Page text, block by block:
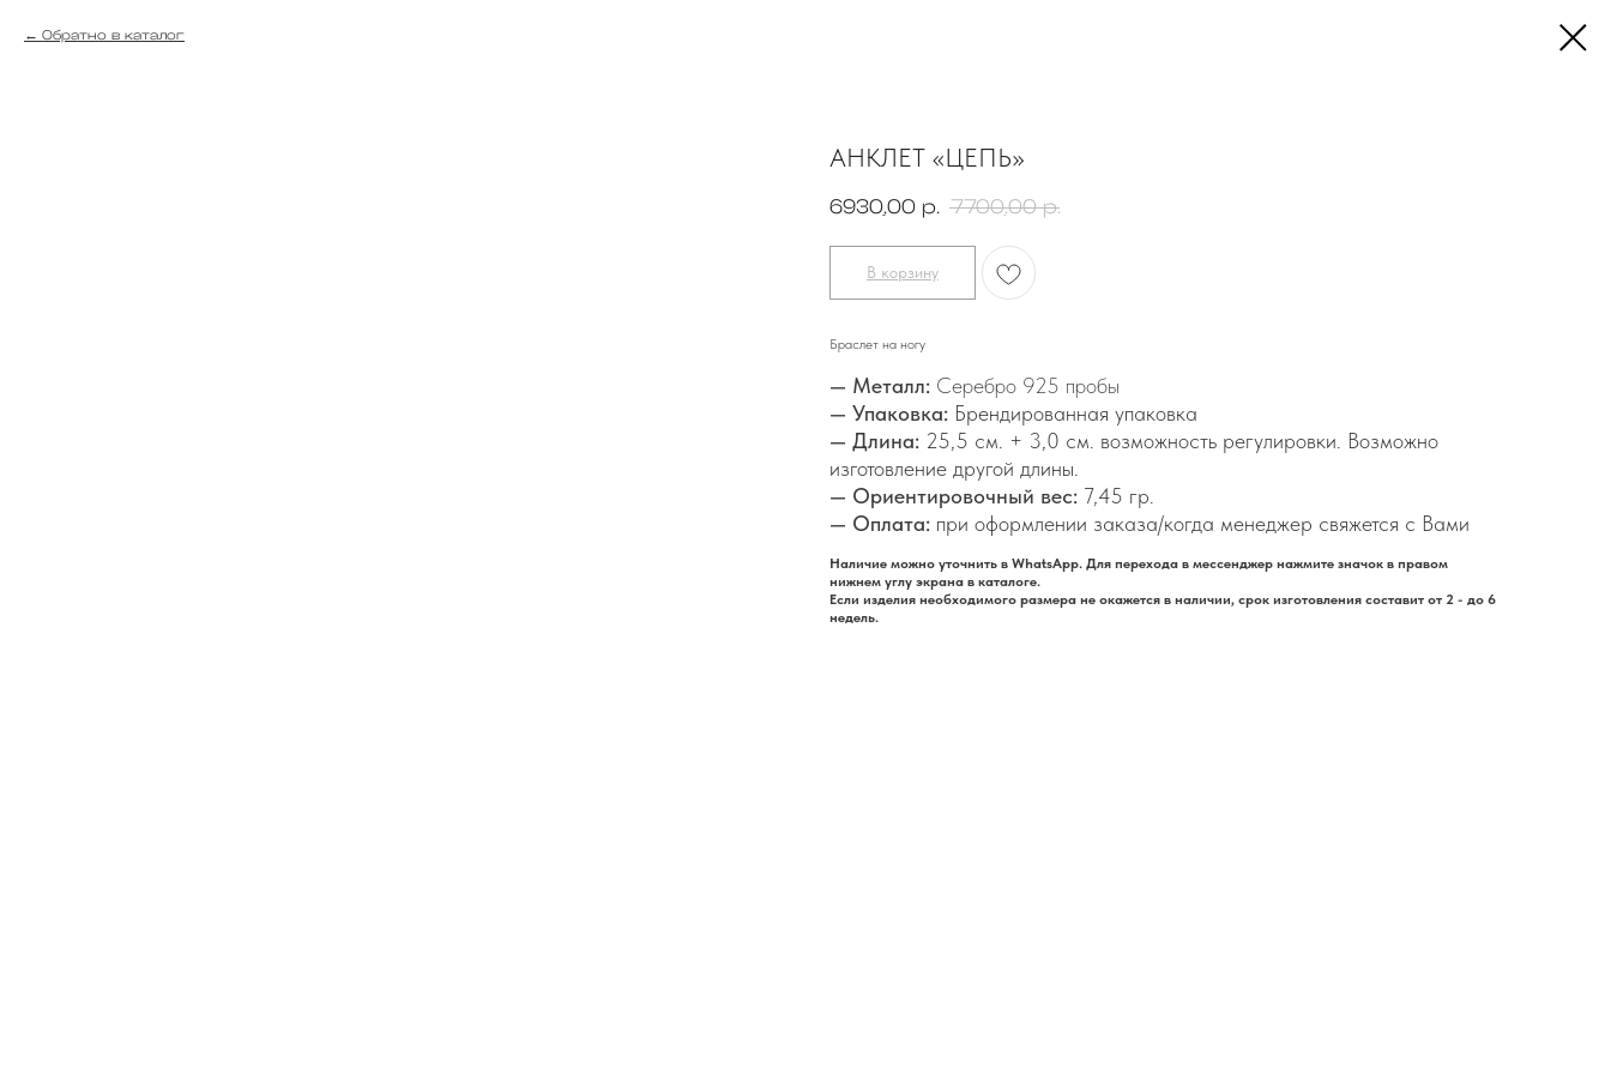
Обратно в каталог
АНКЛЕТ «ЦЕПЬ»
6930,00 р. 7700,00 р.
В корзину
Браслет на ногу
— Металл: Серебро 925 пробы
— Упаковка: Брендированная упаковка
— Длина: 25,5 см. + 3,0 см. возможность регулировки. Возможно
изготовление другой длины.
— Ориентировочный вес: 7,45 гр.
— Оплата: при оформлении заказа/когда менеджер свяжется с Вами
Наличие можно уточнить в WhatsApp. Для перехода в мессенджер нажмите значок в правом
нижнем углу экрана в каталоге.
Если изделия необходимого размера не окажется в наличии, срок изготовления составит от 2 - до 6
недель.